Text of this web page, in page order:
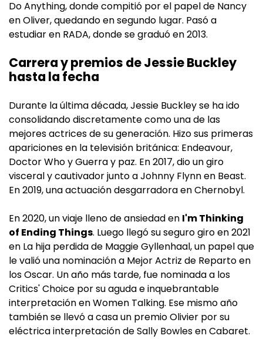
Do Anything, donde compitió por el papel de Nancy
en Oliver, quedando en segundo lugar. Pasó a
estudiar en RADA, donde se graduó en 2013.
Carrera y premios de Jessie Buckley
hasta la fecha
Durante la última década, Jessie Buckley se ha ido
consolidando discretamente como una de las
mejores actrices de su generación. Hizo sus primeras
apariciones en la televisión británica: Endeavour,
Doctor Who y Guerra y paz. En 2017, dio un giro
visceral y cautivador junto a Johnny Flynn en Beast.
En 2019, una actuación desgarradora en Chernobyl.
En 2020, un viaje lleno de ansiedad en I'm Thinking
of Ending Things. Luego llegó su seguro giro en 2021
en La hija perdida de Maggie Gyllenhaal, un papel que
le valió una nominación a Mejor Actriz de Reparto en
los Oscar. Un año más tarde, fue nominada a los
Critics' Choice por su aguda e inquebrantable
interpretación en Women Talking. Ese mismo año
también se llevó a casa un premio Olivier por su
eléctrica interpretación de Sally Bowles en Cabaret.